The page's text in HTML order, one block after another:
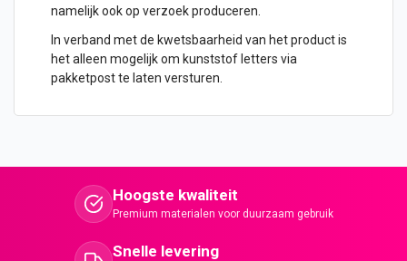
namelijk ook op verzoek produceren.
In verband met de kwetsbaarheid van het product is
het alleen mogelijk om kunststof letters via
pakketpost te laten versturen.
Hoogste kwaliteit
Premium materialen voor duurzaam gebruik
Snelle levering